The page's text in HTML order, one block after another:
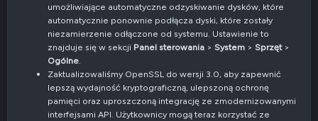
umożliwiające automatyczne odzyskiwanie dysków, które
automatycznie ponownie podłącza dyski, które zostały
niezamierzenie odłączone od systemu. Ustawienie to
znajduje się w sekcji Panel sterowania > System > Sprzęt>
Ogólne
Zaktualizowaliśmy OpenSSL do wersji 3.0, aby zapewnić
lepszą wydajność kryptograficzną, ulepszoną ochronę
pamięci oraz uproszczoną integrację ze zmodernizowanymi
interfejsami API. Użytkownicy mogą teraz korzystać ze